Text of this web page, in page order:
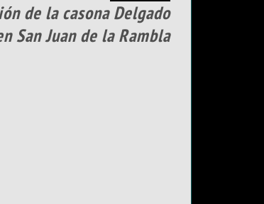
de la casona Delgado
San Juan de la Rambla